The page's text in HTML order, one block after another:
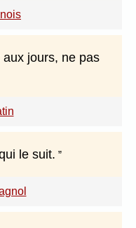
jours, ne pas
le suit.